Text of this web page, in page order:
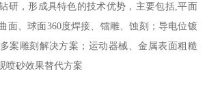
研，形成具特色的技术优势，主要包括,平面
面、球面360度焊接、镭雕、蚀刻；导电位镀
案雕刻解决方案；运动器械、金属表面粗糙
喷砂效果替代方案